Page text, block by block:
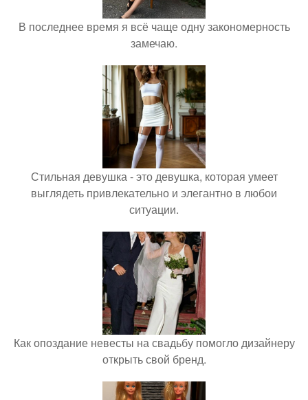
В последнее время я всё чаще одну закономерность
замечаю.
Стильная девушка - это девушка, которая умеет
выглядеть привлекательно и элегантно в любои
ситуации.
Как опоздание невесты на свадьбу помогло дизайнеру
открыть свой бренд.